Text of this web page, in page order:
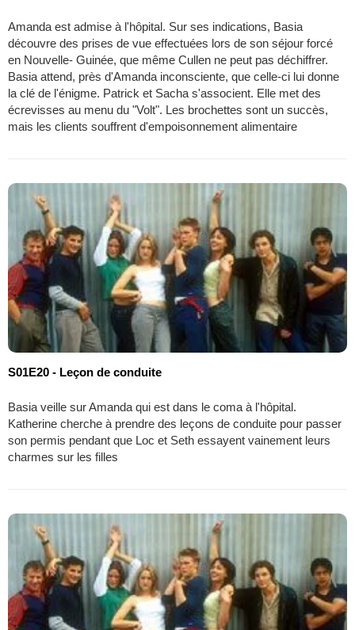
Amanda est admise à l'hôpital. Sur ses indications, Basia
découvre des prises de vue effectuées lors de son séjour forcé
en Nouvelle- Guinée, que même Cullen ne peut pas déchiffrer.
Basia attend, près d'Amanda inconsciente, que celle-ci lui donne
la clé de l'énigme. Patrick et Sacha s'associent. Elle met des
écrevisses au menu du "Volt". Les brochettes sont un succès,
mais les clients souffrent d'empoisonnement alimentaire
S01E20 - Leçon de conduite
Basia veille sur Amanda qui est dans le coma à l'hôpital.
Katherine cherche à prendre des leçons de conduite pour passer
son permis pendant que Loc et Seth essayent vainement leurs
charmes sur les filles